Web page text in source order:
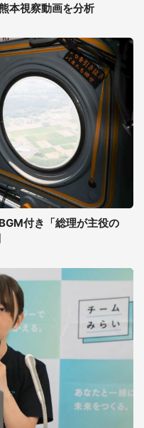
本視察動画を分析
付き「総理が主役の